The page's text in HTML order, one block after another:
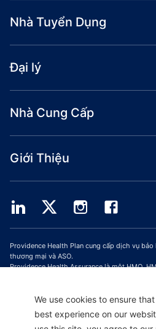
Nhà Tuyển Dụng
Đại lý
Nhà Cung Cấp
Giới Thiệu
Providence Health Plan cung cấp dịch vụ
thương mại và ASO.
Providence Health Assurance là một HMO,
H9047_PHAAM20_M
We use cookies to ensure
best experience on our